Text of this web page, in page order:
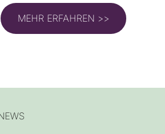
MEHR ERFAHREN >>